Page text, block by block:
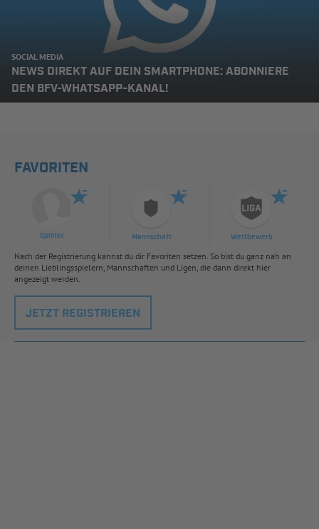
SOCIAL MEDIA
NEWS DIREKT AUF DEIN SMARTPHONE: ABONNIERE
DEN BFV-WHATSAPP-KANAL!
FAVORITEN
Spieler Mannschaft Wettbewerb
Nach der Registrierung kannst du dir Favoriten setzen. So bist du ganz nah an
deinen Lieblingsspielern, Mannschaften und Ligen, die dann direkt hier
angezeigt werden.
JETZT REGISTRIEREN